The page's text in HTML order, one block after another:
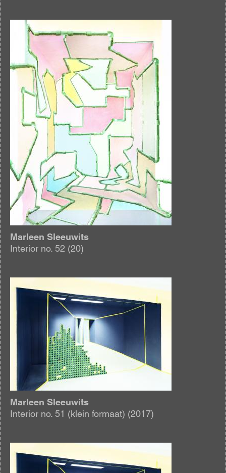
Afbeelding
Marleen Sleeuwits
Interior no. 52 (20)
Marleen Sleeuwits
Interior no. 51 (klein formaat) (2017)